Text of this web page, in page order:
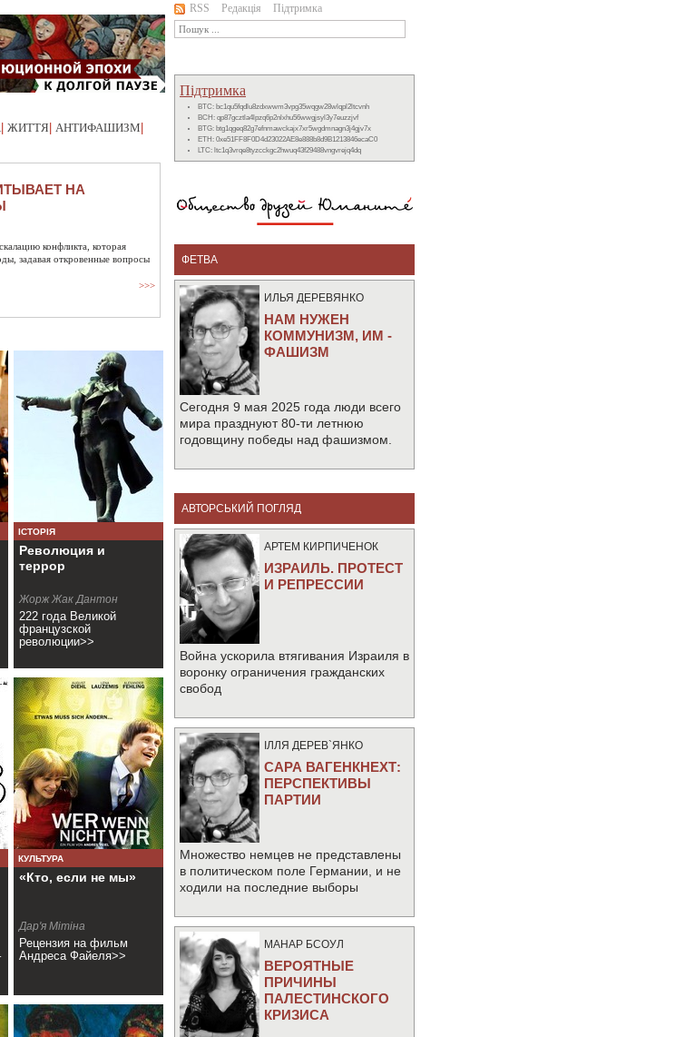
ЖИТТЯ АНТИФАШИЗМ
НА
конфликта, которая
задавая откровенные вопросы
>>>
ІСТОРІЯ
Революция и
террор
Жорж Жак Дантон
222 года Великой
французской
революции>>
КУЛЬТУРА
«Кто, если не мы»
Дар'я Мітіна
Рецензия на фильм
Андреса Файеля>>
RSS Редакція Підтримка
Підтримка
BTC: bc1qu5fqdlu8zdxwwm3vpg35wqgw28wlqpl2ltcvnh
BCH: qp87gcztla4lpzq6p2nlxhu56wwgjsyl3y7euzzjvf
BTG: btg1qgeq82g7efnmawckajx7xr5wgdmnagn3j4gjv7x
ETH: 0xe51FF8F0D4d23022AE8e888b8d9B1213846ecaC0
LTC: ltc1q3vrqe8tyzcckgc2hwuq43f29488vngvrejq4dq
ФЕТВА
ИЛЬЯ ДЕРЕВЯНКО
НАМ НУЖЕН
КОММУНИЗМ, ИМ -
ФАШИЗМ
Сегодня 9 мая 2025 года люди всего
мира празднуют 80-ти летнюю
годовщину победы над фашизмом.
АВТОРСЬКИЙ ПОГЛЯД
АРТЕМ КИРПИЧЕНОК
ИЗРАИЛЬ. ПРОТЕСТ
И РЕПРЕССИИ
Война ускорила втягивания Израиля в
воронку ограничения гражданских
свобод
IЛЛЯ ДЕРЕВ`ЯНКО
САРА ВАГЕНКНЕХТ:
ПЕРСПЕКТИВЫ
ПАРТИИ
Множество немцев не представлены
в политическом поле Германии, и не
ходили на последние выборы
МАНАР БСОУЛ
ВЕРОЯТНЫЕ
ПРИЧИНЫ
ПАЛЕСТИНСКОГО
КРИЗИСА